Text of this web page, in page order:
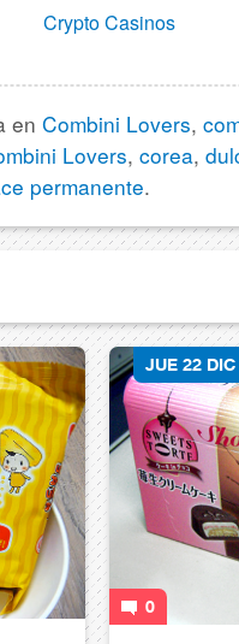
Crypto Casinos
en Combini Lovers,
Lovers, corea,
permanente.
JUE 22
0